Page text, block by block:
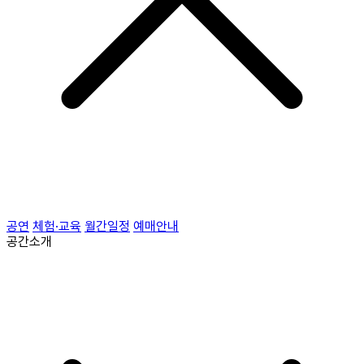
공연 체험·교육 월간일정 예매안내
공간소개